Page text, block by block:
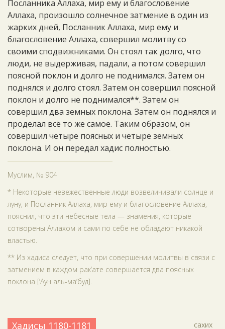
Посланника Аллаха, мир ему и благословение
Аллаха, произошло солнечное затмение в один из
жарких дней, Посланник Аллаха, мир ему и
благословение Аллаха, совершил молитву со
своими сподвижниками. Он стоял так долго, что
люди, не выдерживая, падали, а потом совершил
поясной поклон и долго не поднимался. Затем он
поднялся и долго стоял. Затем он совершил поясной
поклон и долго не поднимался**. Затем он
совершил два земных поклона. Затем он поднялся и
проделал всё то же самое. Таким образом, он
совершил четыре поясных и четыре земных
поклона. И он передал хадис полностью.
Муслим, № 904
* Некоторые невежественные люди возвеличивали солнце и
луну, и Посланник Аллаха, мир ему и благословение Аллаха,
пояснил, что эти небесные тела — знамения, которые
сотворены Аллахом и сами по себе не обладают никакой
властью.
** Из хадиса следует, что при совершении молитвы в связи с
затмением в каждом рак‘ате совершается два поясных
поклона [‘Аун аль-ма‘буд].
Хадисы 1180-1181 сахих